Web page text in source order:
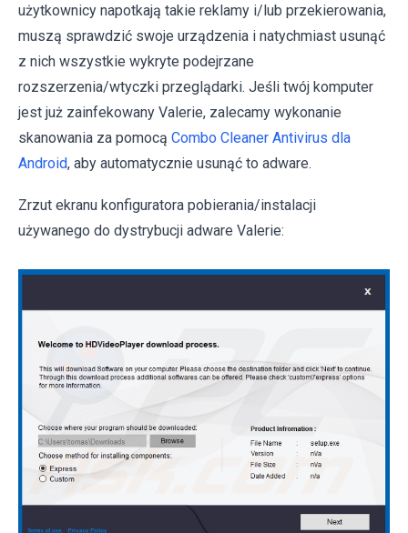
użytkownicy napotkają takie reklamy i/lub przekierowania,
muszą sprawdzić swoje urządzenia i natychmiast usunąć
z nich wszystkie wykryte podejrzane
rozszerzenia/wtyczki przeglądarki. Jeśli twój komputer
jest już zainfekowany Valerie, zalecamy wykonanie
skanowania za pomocą Combo Cleaner Antivirus dla
Android, aby automatycznie usunąć to adware.
Zrzut ekranu konfiguratora pobierania/instalacji
używanego do dystrybucji adware Valerie: